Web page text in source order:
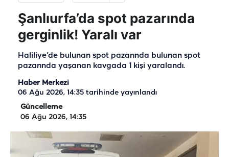
Şanlıurfa’da spot pazarında
gerginlik! Yaralı var
Haliliye’de bulunan spot pazarında bulunan spot
pazarında yaşanan kavgada 1 kişi yaralandı.
Haber Merkezi
06 Ağu 2026, 14:35 tarihinde yayınlandı
Güncelleme
06 Ağu 2026, 14:35